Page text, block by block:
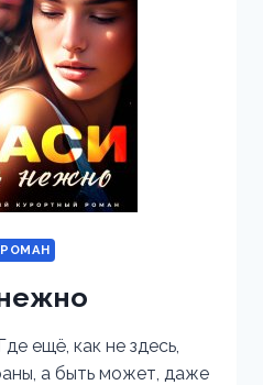
ещё, как не здесь,
а быть может, даже